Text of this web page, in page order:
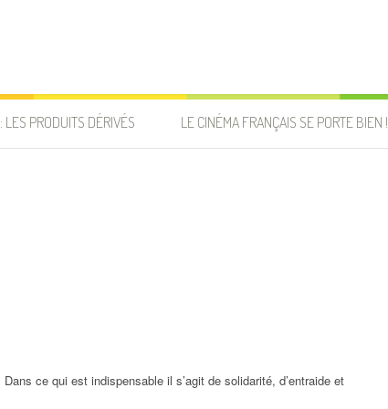
LES PRODUITS DÉRIVÉS LE CINÉMA FRANÇAIS SE PORTE BIEN !
ce qui est indispensable il s’agit de solidarité, d’entraide et